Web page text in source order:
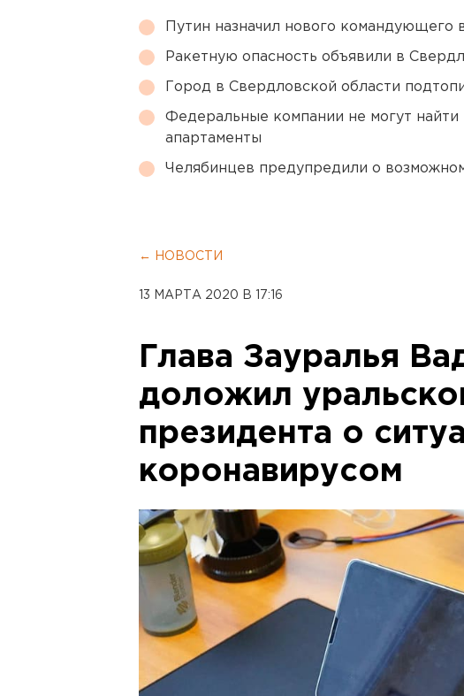
Путин назначил нового командующего
Ракетную опасность объявили в
Город в Свердловской области
Федеральные компании не могут найти
апартаменты
Челябинцев предупредили о
← НОВОСТИ
13 МАРТА 2020 В 17:16
Глава Зауралья
доложил
президента о
коронавирусом